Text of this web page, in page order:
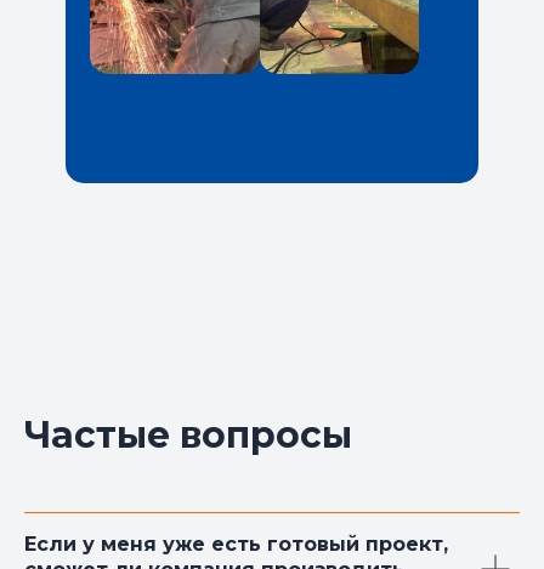
Частые вопросы
Если у меня уже есть готовый проект,